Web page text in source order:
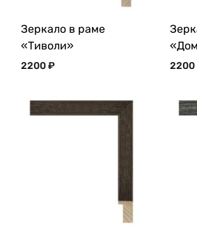
Зеркало в раме
«Тиволи»
2200₽ 2200